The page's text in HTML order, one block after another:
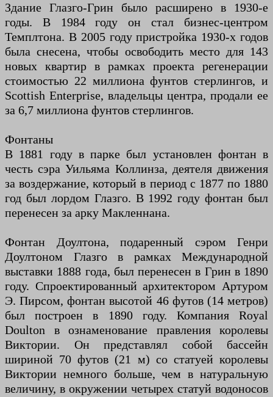
Здание Глазго-Грин было расширено в 1930-е
годы. В 1984 году он стал бизнес-центром
Темплтона. В 2005 году пристройка 1930-х годов
была снесена, чтобы освободить место для 143
новых квартир в рамках проекта регенерации
стоимостью 22 миллиона фунтов стерлингов, и
Scottish Enterprise, владельцы центра, продали ее
за 6,7 миллиона фунтов стерлингов.
Фонтаны
В 1881 году в парке был установлен фонтан в
честь сэра Уильяма Коллинза, деятеля движения
за воздержание, который в период с 1877 по 1880
год был лордом Глазго. В 1992 году фонтан был
перенесен за арку Макленнана.
Фонтан Доултона, подаренный сэром Генри
Доултоном Глазго в рамках Международной
выставки 1888 года, был перенесен в Грин в 1890
году. Спроектированный архитектором Артуром
Э. Пирсом, фонтан высотой 46 футов (14 метров)
был построен в 1890 году. Компания Royal
Doulton в ознаменование правления королевы
Виктории. Он представлял собой бассейн
шириной 70 футов (21 м) со статуей королевы
Виктории немного больше, чем в натуральную
величину, в окружении четырех статуй водоносов